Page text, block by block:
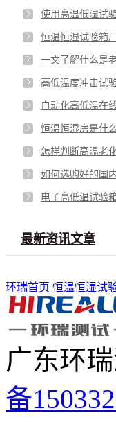
恒温恒湿试验箱
高低温度冲击试
自动化高低温在
恒温恒湿房是什
最新资讯文章
环瑞首页 恒温恒湿试
广东环
备